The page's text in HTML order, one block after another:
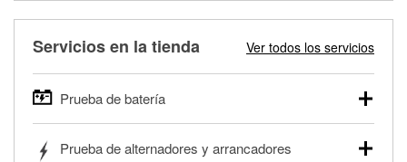
Servicios en la tienda Ver todos los servicios
Prueba de batería
autos, camionetas, SUVs, vehículos comerciales y
Prueba de alternadores y arrancadores